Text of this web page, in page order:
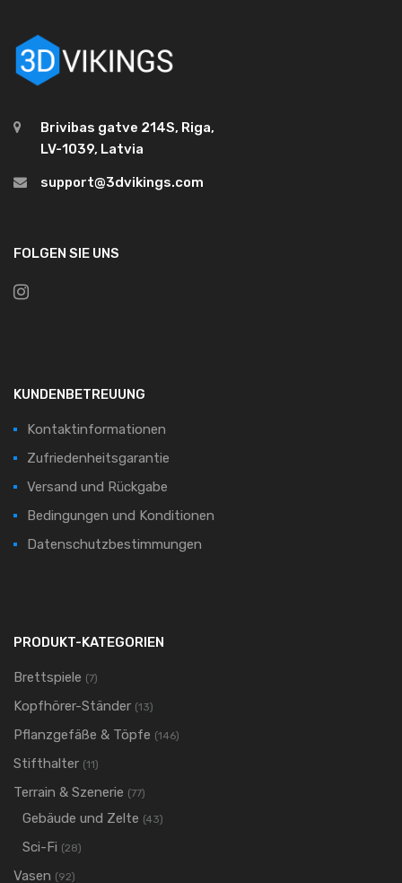
Brivibas gatve 214S, Riga,
LV-1039, Latvia
support@3dvikings.com
FOLGEN SIE UNS
KUNDENBETREUUNG
Kontaktinformationen
Zufriedenheitsgarantie
Versand und Rückgabe
Bedingungen und Konditionen
Datenschutzbestimmungen
PRODUKT-KATEGORIEN
Brettspiele (7)
Kopfhörer-Ständer (13)
Pflanzgefäße & Töpfe (146)
Stifthalter (11)
Terrain & Szenerie (77)
Gebäude und Zelte (43)
Sci-Fi (28)
Vasen (92)